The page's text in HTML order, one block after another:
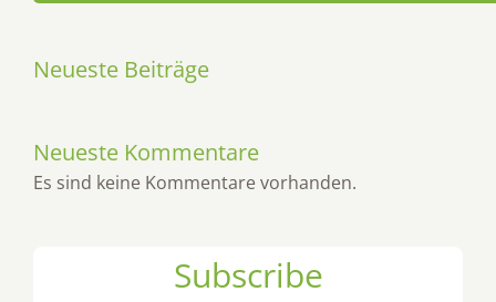
Neueste Beiträge
Neueste Kommentare
Es sind keine Kommentare vorhanden.
Subscribe